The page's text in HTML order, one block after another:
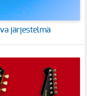
järjestelmä